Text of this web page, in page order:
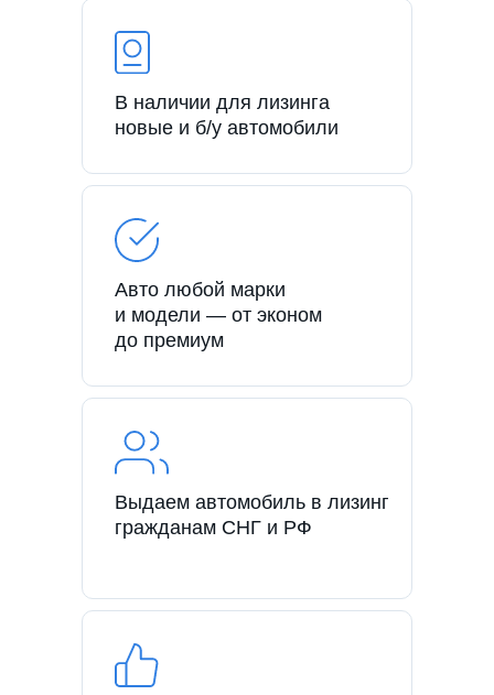
В наличии для лизинга
новые и б/у автомобили
Авто любой марки
и модели — от эконом
до премиум
Выдаем автомобиль в лизинг
гражданам СНГ и РФ